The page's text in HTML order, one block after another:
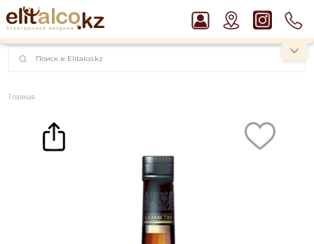
наименований!
instagram.com/rojo.kz
Рекомендуем
Виски Talisker 10 YO Malt 45,8% in Box
Пиво Guinness Draught 4,2% Can
Водка Smirnoff Red Vodka 37,5%
Джин Gordon`s London Dry Gin 37,5%
Ром Captain Morgan White 37,5%
Главная